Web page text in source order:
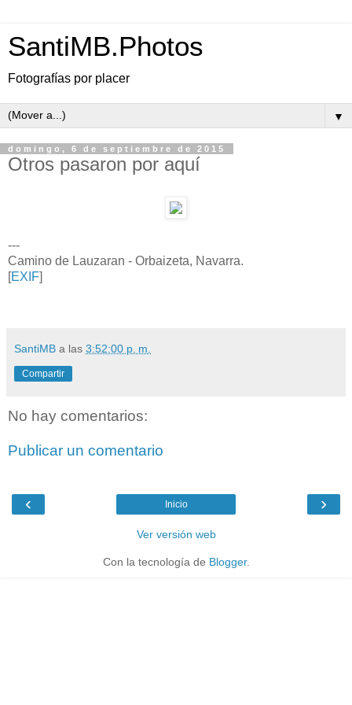
SantiMB.Photos
Fotografías por placer
▼
domingo, 6 de septiembre de 2015
Otros pasaron por aquí
---
Camino de Lauzaran - Orbaizeta, Navarra.
[EXIF]
SantiMB a las 3:52:00 p. m.
Compartir
No hay comentarios:
Publicar un comentario
‹ ›
Inicio
Ver versión web
Con la tecnología de Blogger.